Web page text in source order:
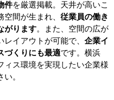
件を厳選掲載。天井が高いこ
間が生まれ、 従業員の働き
がります。また、空間の広が
イアウトが可能で、 企業イ
づくりにも最適です。横浜
ィス環境を実現したい企業様
。